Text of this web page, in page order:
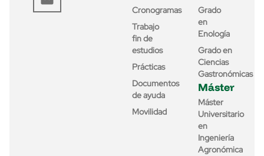
Cronogramas
Trabajo
fin de
estudios
Prácticas
Documentos
de ayuda
Movilidad
Grado
en
Enología
Grado en
Ciencias
Gastronómicas
Máster
Máster
Universitario
en
Ingeniería
Agronómica